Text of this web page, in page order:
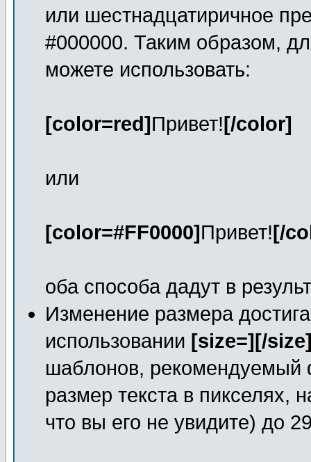
или шестнадцатиричное
#000000. Таким образом,
можете использовать:
[color=red]Привет![/color]
или
[color=#FF0000]Привет![/
оба способа дадут в
Изменение размера
использовании [size=][/
шаблонов,
размер текста в пикселях,
что вы его не увидите) до